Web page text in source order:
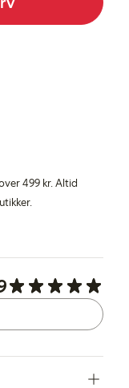
499 kr. Altid